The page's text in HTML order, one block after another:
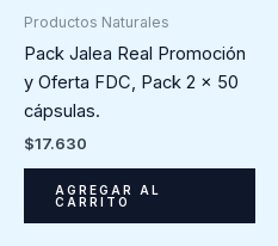
Productos Naturales
Pack Jalea Real Promoción
y Oferta FDC, Pack 2 x 50
cápsulas.
$17.630
AGREGAR AL
CARRITO